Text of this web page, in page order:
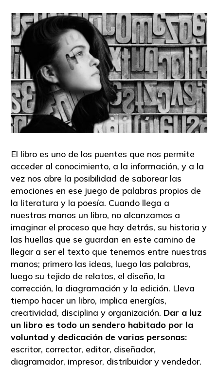
El libro es uno de los puentes que nos permite
acceder al conocimiento, a la información, y a la
vez nos abre la posibilidad de saborear las
emociones en ese juego de palabras propios de
la literatura y la poesía. Cuando llega a
nuestras manos un libro, no alcanzamos a
imaginar el proceso que hay detrás, su historia y
las huellas que se guardan en este camino de
llegar a ser el texto que tenemos entre nuestras
manos; primero las ideas, luego las palabras,
luego su tejido de relatos, el diseño, la
corrección, la diagramación y la edición. Lleva
tiempo hacer un libro, implica energías,
creatividad, disciplina y organización. Dar a luz
un libro es todo un sendero habitado por la
voluntad y dedicación de varias personas:
escritor, corrector, editor, diseñador,
diagramador, impresor, distribuidor y vendedor.